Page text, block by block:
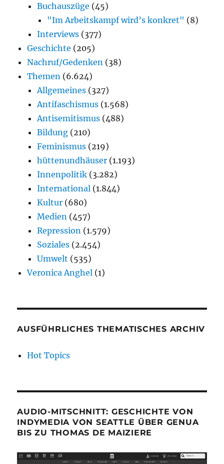
Buchauszüge (45)
"Im Arbeitskampf wird’s konkret" (8)
Interviews (377)
Geschichte (205)
Nachruf/Gedenken (38)
Themen (6.624)
Allgemeines (327)
Antifaschismus (1.568)
Antisemitismus (488)
Bildung (210)
Feminismus (219)
hüttenundhäuser (1.193)
Innenpolitik (3.282)
International (1.844)
Kultur (680)
Medien (457)
Repression (1.579)
Soziales (2.454)
Umwelt (535)
Veronica Anghel (1)
AUSFÜHRLICHES THEMATISCHES ARCHIV
Hot Topics
AUDIO-MITSCHNITT: GESCHICHTE VON
INDYMEDIA VON SEATTLE ÜBER GENUA
BIS ZU THOMAS DE MAIZIERE